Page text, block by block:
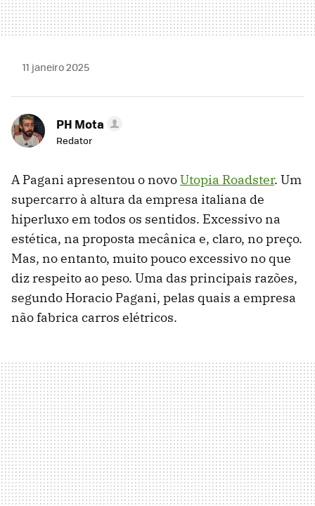
11 janeiro 2025
PH Mota
Redator
A Pagani apresentou o novoUtopia Roadster. Um
supercarro à altura da empresa italiana de
hiperluxo em todos os sentidos. Excessivo na
estética, na proposta mecânica e, claro, no preço.
Mas, no entanto, muito pouco excessivo no que
diz respeito ao peso. Uma das principais razões,
segundo Horacio Pagani, pelas quais a empresa
não fabrica carros elétricos.